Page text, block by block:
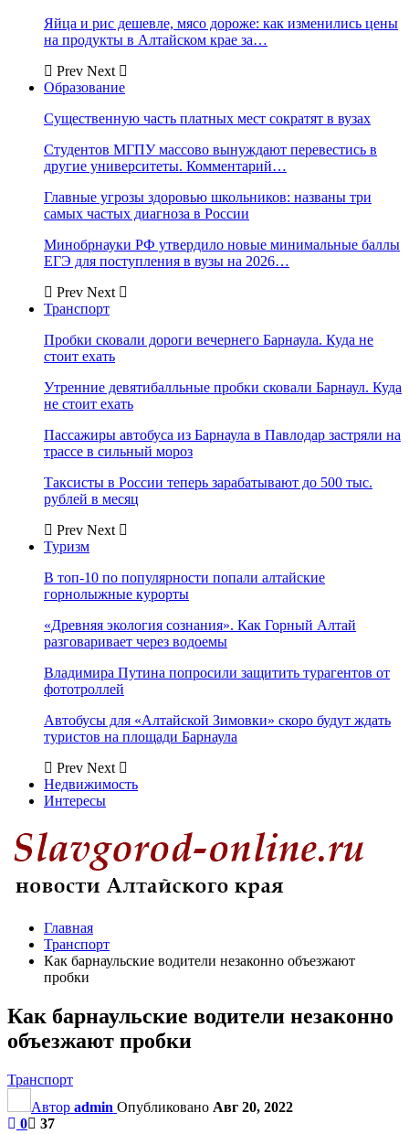
Яйца и рис дешевле, мясо дороже: как изменились цены
на продукты в Алтайском крае за…
Prev Next
Образование
Существенную часть платных мест сократят в вузах
Студентов МГПУ массово вынуждают перевестись в
другие университеты. Комментарий…
Главные угрозы здоровью школьников: названы три
самых частых диагноза в России
Минобрнауки РФ утвердило новые минимальные баллы
ЕГЭ для поступления в вузы на 2026…
Prev Next
Транспорт
Пробки сковали дороги вечернего Барнаула. Куда не
стоит ехать
Утренние девятибалльные пробки сковали Барнаул. Куда
не стоит ехать
Пассажиры автобуса из Барнаула в Павлодар застряли на
трассе в сильный мороз
Таксисты в России теперь зарабатывают до 500 тыс.
рублей в месяц
Prev Next
Туризм
В топ-10 по популярности попали алтайские
горнолыжные курорты
«Древняя экология сознания». Как Горный Алтай
разговаривает через водоемы
Владимира Путина попросили защитить турагентов от
фототроллей
Автобусы для «Алтайской Зимовки» скоро будут ждать
туристов на площади Барнаула
Prev Next
Недвижимость
Интересы
Главная
Транспорт
Как барнаульские водители незаконно объезжают
пробки
Как барнаульские водители незаконно
объезжают пробки
Транспорт
Автор admin Опубликовано Авг 20, 2022
0
37